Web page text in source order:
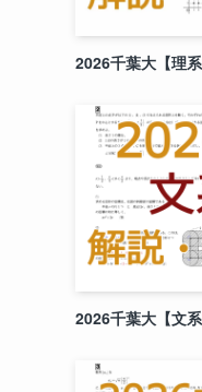
2026千葉大【理
2026千葉大【文